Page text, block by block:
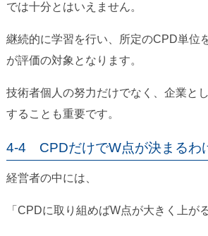
では十分とはいえません。
継続的に学習を行い、所定のCPD単位
が評価の対象となります。
技術者個人の努力だけでなく、企業と
することも重要です。
4-4 CPDだけでW点が決まるわ
経営者の中には、
「CPDに取り組めばW点が大きく上がる